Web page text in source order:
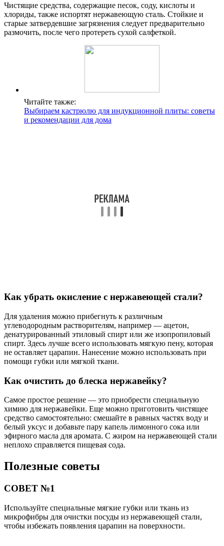
Чистящие средства, содержащие песок, соду, кислоты и
хлориды, также испортят нержавеющую сталь. Стойкие и
старые затвердевшие загрязнения следует предварительно
размочить, после чего протереть сухой салфеткой.
Читайте также:
Выбираем кастрюлю для индукционной плиты: советы
и рекомендации для дома
Как убрать окисление с нержавеющей стали?
Для удаления можно прибегнуть к различным
углеводородным растворителям, например — ацетон,
денатурированный этиловый спирт или же изопропиловый
спирт. Здесь лучше всего использовать мягкую пену, которая
не оставляет царапин. Нанесение можно использовать при
помощи губки или мягкой ткани.
Как очистить до блеска нержавейку?
Самое простое решение — это приобрести специальную
химию для нержавейки. Еще можно приготовить чистящее
средство самостоятельно: смешайте в равных частях воду и
белый уксус и добавьте пару капель лимонного сока или
эфирного масла для аромата. С жиром на нержавеющей стали
неплохо справляется пищевая сода.
Полезные советы
СОВЕТ №1
Используйте специальные мягкие губки или ткань из
микрофибры для очистки посуды из нержавеющей стали,
чтобы избежать появления царапин на поверхности.